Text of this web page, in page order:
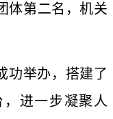
体第二名，机关
功举办，搭建了
进一步凝聚人